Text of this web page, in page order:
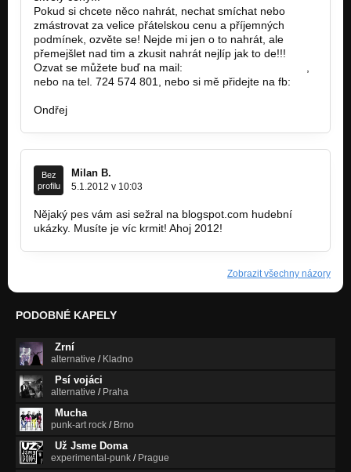
Pokud si chcete něco nahrát, nechat smíchat nebo
zmástrovat za velice přátelskou cenu a příjemných
podmínek, ozvěte se! Nejde mi jen o to nahrát, ale
přemejšlet nad tim a zkusit nahrát nejlíp jak to de!!!
Ozvat se můžete buď na mail:
,
nebo na tel. 724 574 801, nebo si mě přidejte na fb:
Ondřej
Bez
profilu
Milan B.
5.1.2012 v 10:03
Nějaký pes vám asi sežral na blogspot.com hudební
ukázky. Musíte je víc krmit! Ahoj 2012!
Zobrazit všechny názory
PODOBNÉ KAPELY
Zrní
alternative / Kladno
Psí vojáci
alternative / Praha
Mucha
punk-art rock / Brno
Už Jsme Doma
experimental-punk / Prague